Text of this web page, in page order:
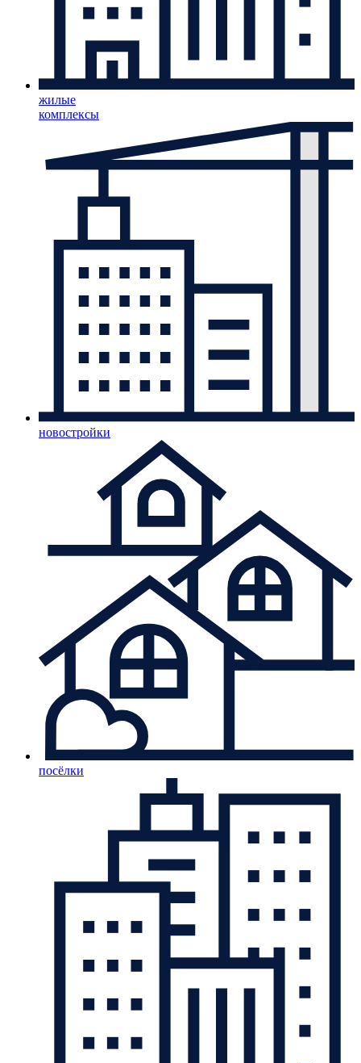
жилые
комплексы
новостройки
посёлки